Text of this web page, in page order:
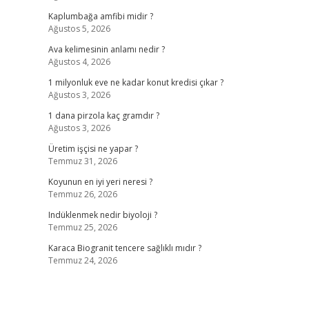
Kaplumbağa amfibi midir ?
Ağustos 5, 2026
Ava kelimesinin anlamı nedir ?
Ağustos 4, 2026
1 milyonluk eve ne kadar konut kredisi çıkar ?
Ağustos 3, 2026
1 dana pirzola kaç gramdır ?
Ağustos 3, 2026
Üretim işçisi ne yapar ?
Temmuz 31, 2026
Koyunun en iyi yeri neresi ?
Temmuz 26, 2026
Indüklenmek nedir biyoloji ?
Temmuz 25, 2026
Karaca Biogranit tencere sağlıklı mıdır ?
Temmuz 24, 2026